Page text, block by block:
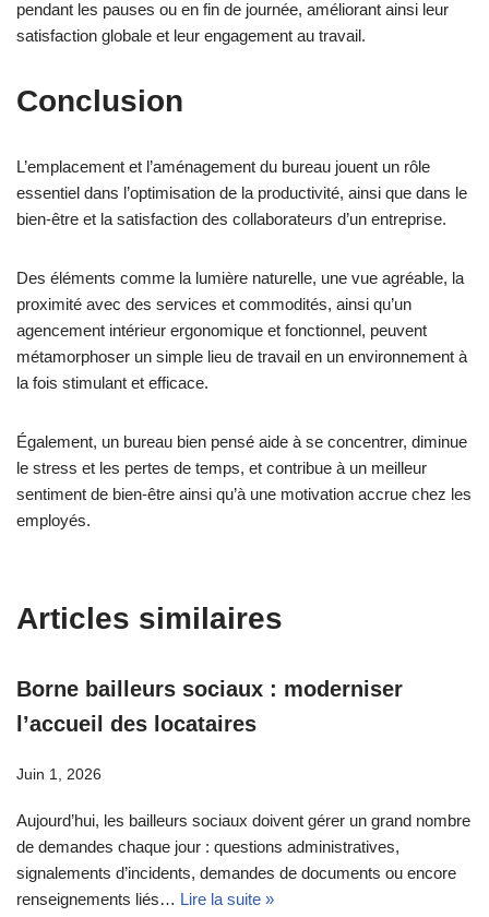
pendant les pauses ou en fin de journée, améliorant ainsi leur
satisfaction globale et leur engagement au travail.
Conclusion
L’emplacement et l’aménagement du bureau jouent un rôle
essentiel dans l’optimisation de la productivité, ainsi que dans le
bien-être et la satisfaction des collaborateurs d’un entreprise.
Des éléments comme la lumière naturelle, une vue agréable, la
proximité avec des services et commodités, ainsi qu’un
agencement intérieur ergonomique et fonctionnel, peuvent
métamorphoser un simple lieu de travail en un environnement à
la fois stimulant et efficace.
Également, un bureau bien pensé aide à se concentrer, diminue
le stress et les pertes de temps, et contribue à un meilleur
sentiment de bien-être ainsi qu’à une motivation accrue chez les
employés.
Articles similaires
Borne bailleurs sociaux : moderniser
l’accueil des locataires
Juin 1, 2026
Aujourd’hui, les bailleurs sociaux doivent gérer un grand nombre
de demandes chaque jour : questions administratives,
signalements d’incidents, demandes de documents ou encore
renseignements liés… Lire la suite »